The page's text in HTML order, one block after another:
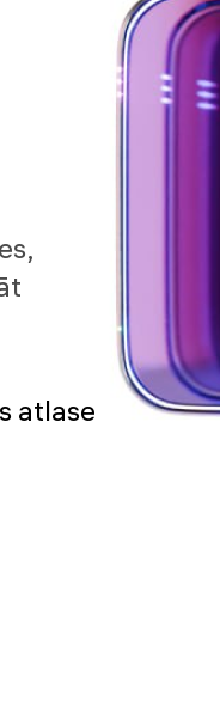
atlase